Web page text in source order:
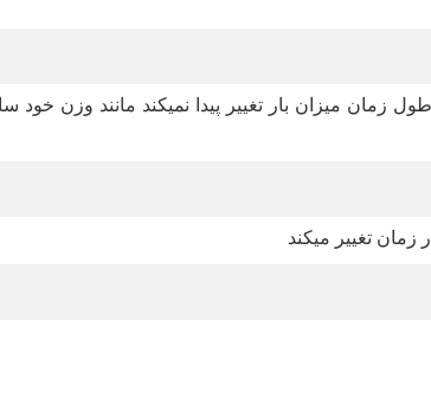
زمان میزان بار تغییر پیدا نمیکند مانند وزن
زمان تغییر میکند